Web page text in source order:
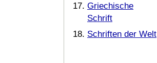
Griechische
Schrift
Schriften der Welt